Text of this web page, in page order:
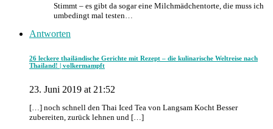
Stimmt – es gibt da sogar eine Milchmädchentorte, die muss ich
umbedingt mal testen…
Antworten
26 leckere thailändische Gerichte mit Rezept – die kulinarische Weltreise nach
Thailand! | volkermampft
23. Juni 2019 at 21:52
[…] noch schnell den Thai Iced Tea von Langsam Kocht Besser
zubereiten, zurück lehnen und […]